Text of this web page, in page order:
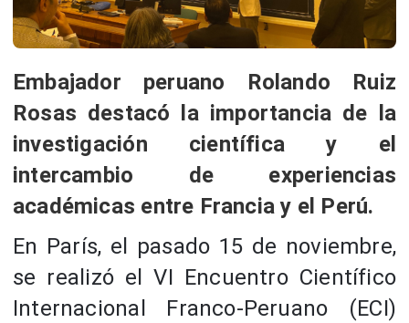
Embajador peruano Rolando Ruiz
Rosas destacó la importancia de la
investigación científica y el
intercambio de experiencias
académicas entre Francia y el Perú.
En París, el pasado 15 de noviembre,
se realizó el VI Encuentro Científico
Internacional Franco-Peruano (ECI)